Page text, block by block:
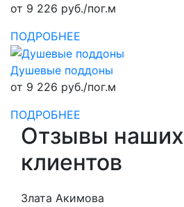
от 9 226 руб./пог.м
ПОДРОБНЕЕ
Душевые поддоны
от 9 226 руб./пог.м
ПОДРОБНЕЕ
Отзывы наших
клиентов
Злата Акимова